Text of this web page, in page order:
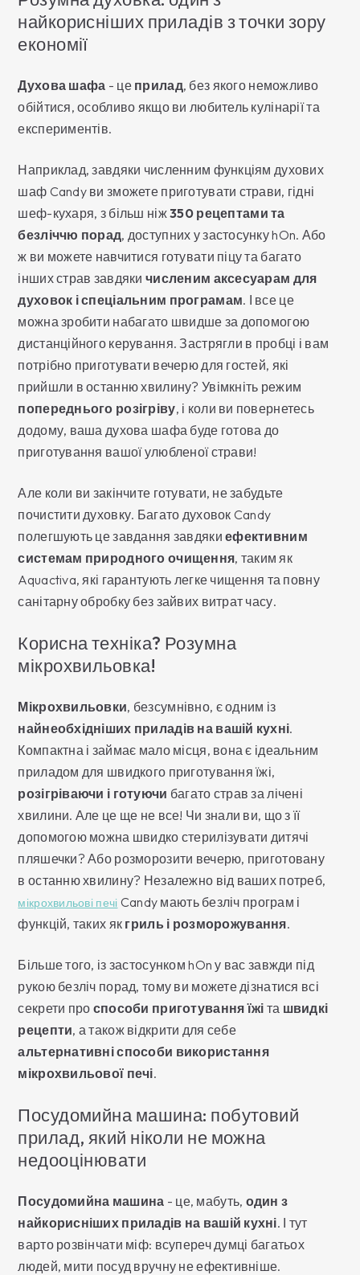
найкорисніших приладів з точки зору
економії
Духова шафа - це прилад, без якого неможливо
обійтися, особливо якщо ви любитель кулінарії та
експериментів.
Наприклад, завдяки численним функціям духових
шаф Candy ви зможете приготувати страви, гідні
шеф-кухаря, з більш ніж350 рецептами та
безліччю порад, доступних у застосунку hOn. Або
ж ви можете навчитися готувати піцу та багато
інших страв завдякичисленим аксесуарам для
духовок і спеціальним програмам. І все це
можна зробити набагато швидше за допомогою
дистанційного керування. Застрягли в пробці і вам
потрібно приготувати вечерю для гостей, які
прийшли в останню хвилину? Увімкніть режим
попереднього розігріву, і коли ви повернетесь
додому, ваша духова шафа буде готова до
приготування вашої улюбленої страви!
Але коли ви закінчите готувати, не забудьте
почистити духовку. Багато духовок Candy
полегшують це завдання завдякиефективним
системам природного очищення, таким як
Aquactiva, які гарантують легке чищення та повну
санітарну обробку без зайвих витрат часу.
Корисна техніка? Розумна
мікрохвильовка!
Мікрохвильовки, безсумнівно, є одним із
найнеобхідніших приладів на вашій кухні.
Компактна і займає мало місця, вона є ідеальним
приладом для швидкого приготування їжі,
розігріваючи і готуючи багато страв за лічені
хвилини. Але це ще не все! Чи знали ви, що з її
допомогою можна швидко стерилізувати дитячі
пляшечки? Або розморозити вечерю, приготовану
в останню хвилину? Незалежно від ваших потреб,
мікрохвильові печі Candy мають безліч програм і
функцій, таких як гриль і розморожування.
Більше того, із застосунком hOn у вас завжди під
рукою безліч порад, тому ви можете дізнатися всі
секрети про способи приготування їжі та швидкі
рецепти, а також відкрити для себе
альтернативні способи використання
мікрохвильової печі.
Посудомийна машина: побутовий
прилад, який ніколи не можна
недооцінювати
Посудомийна машина - це, мабуть, один з
найкорисніших приладів на вашій кухні. І тут
варто розвінчати міф: всупереч думці багатьох
людей, мити посуд вручну не ефективніше.